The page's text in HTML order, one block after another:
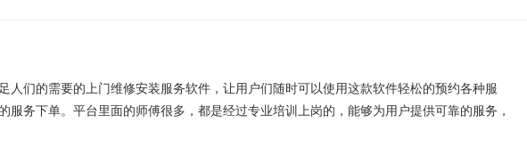
人们的需要的上门维修安装服务软件，让用户们随时可以使用这款软件轻松的预约各种服
服务下单。平台里面的师傅很多，都是经过专业培训上岗的，能够为用户提供可靠的服务，